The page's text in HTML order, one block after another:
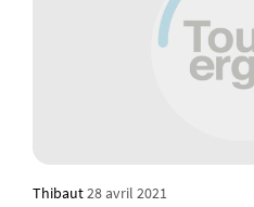
Thibaut28 avril 2021